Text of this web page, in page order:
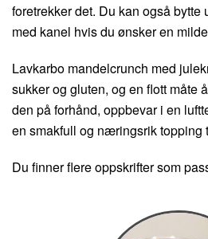
foretrekker det. Du kan også bytte
med kanel hvis du ønsker en
Lavkarbo mandelcrunch med
sukker og gluten, og en flott måte
den på forhånd, oppbevar i en
en smakfull og næringsrik topping
Du finner flere oppskrifter som